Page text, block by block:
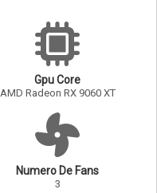
Gpu Core
AMD Radeon RX 9060 XT
Numero De Fans
3